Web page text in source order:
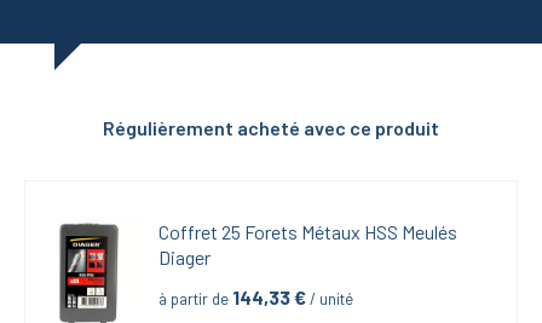
Régulièrement acheté avec ce produit
Coffret 25 Forets Métaux HSS Meulés
Diager
à partir de 144,33 € / unité